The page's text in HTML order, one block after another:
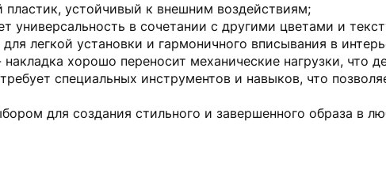
устойчивый к внешним воздействиям;
универсальность в сочетании с другими цветами и
легкой установки и гармоничного вписывания в
хорошо переносит механические нагрузки, что
специальных инструментов и навыков, что
для создания стильного и завершенного образа в